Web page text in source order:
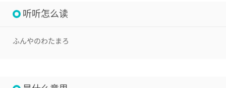
听听怎么读
ふんやのわたまろ